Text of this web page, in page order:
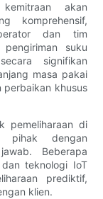
akan
komprehensif,
dan tim
suku
signifikan
masa pakai
perbaikan khusus
pemeliharaan di
pihak dengan
Beberapa
teknologi IoT
prediktif,
klien.